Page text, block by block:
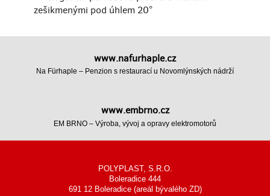
zešikmenými pod úhlem 20°
www.nafurhaple.cz
Na Fürhaple – Penzion s restaurací u Novomlýnských nádrží
www.embrno.cz
EM BRNO – Výroba, vývoj a opravy elektromotorů
POLYPLAST, S.R.O.
Boleradice 444
691 12 Boleradice (areál bývalého ZD)